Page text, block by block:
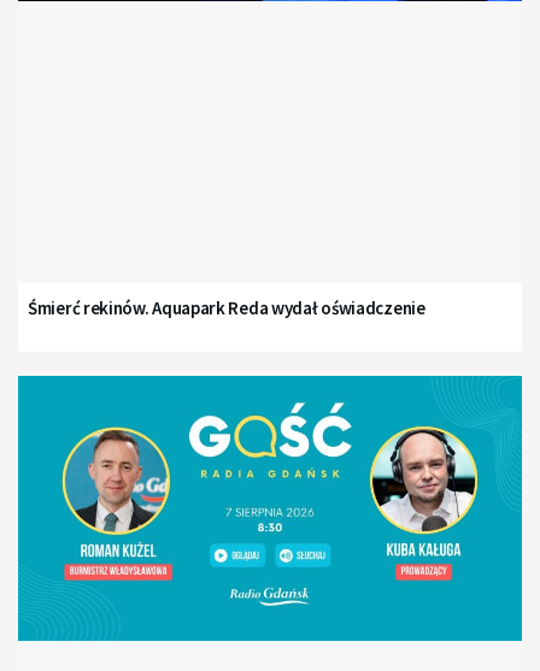
Śmierć rekinów. Aquapark Reda wydał oświadczenie